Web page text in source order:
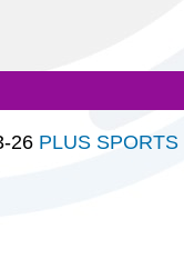
26 PLUS SPORTS